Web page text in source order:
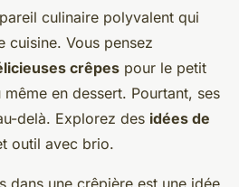
culinaire polyvalent qui
cuisine. Vous pensez
crêpes pour le petit
en dessert. Pourtant, ses
delà. Explorez des idées de
outil avec brio.